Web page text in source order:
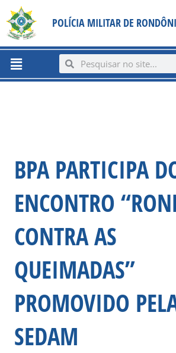
content
para
conteúdo
POLÍCIA MILITAR DE
Menu SearchSearch
BPA PARTICIPA
ENCONTRO
CONTRA AS
QUEIMADAS”
PROMOVIDO
SEDAM